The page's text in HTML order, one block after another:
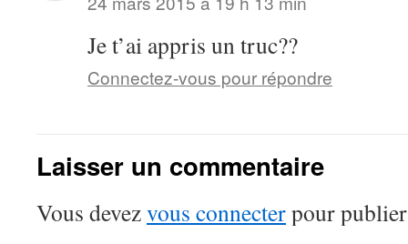
Je t’ai appris un truc??
Connectez-vous pour répondre
Laisser un commentaire
Vous devezvous connecterpour